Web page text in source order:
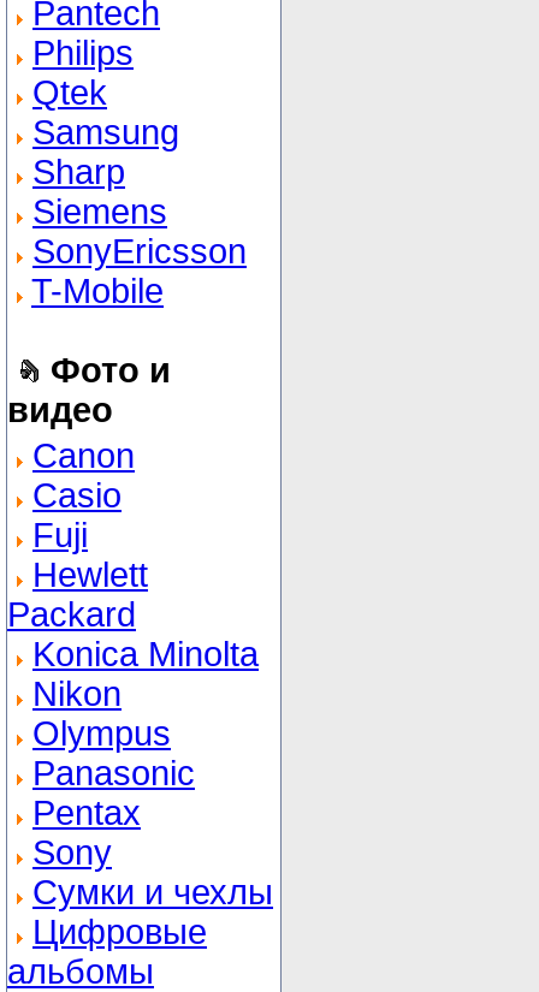
Pantech
Philips
Qtek
Samsung
Sharp
Siemens
SonyEricsson
T-Mobile
Фото и
видео
Canon
Casio
Fuji
Hewlett
Packard
Konica Minolta
Nikon
Olympus
Panasonic
Pentax
Sony
Сумки и чехлы
Цифровые
альбомы